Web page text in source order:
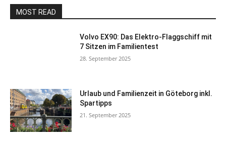
MOST READ
Volvo EX90: Das Elektro-Flaggschiff mit
7 Sitzen im Familientest
28. September 2025
Urlaub und Familienzeit in Göteborg inkl.
Spartipps
21. September 2025